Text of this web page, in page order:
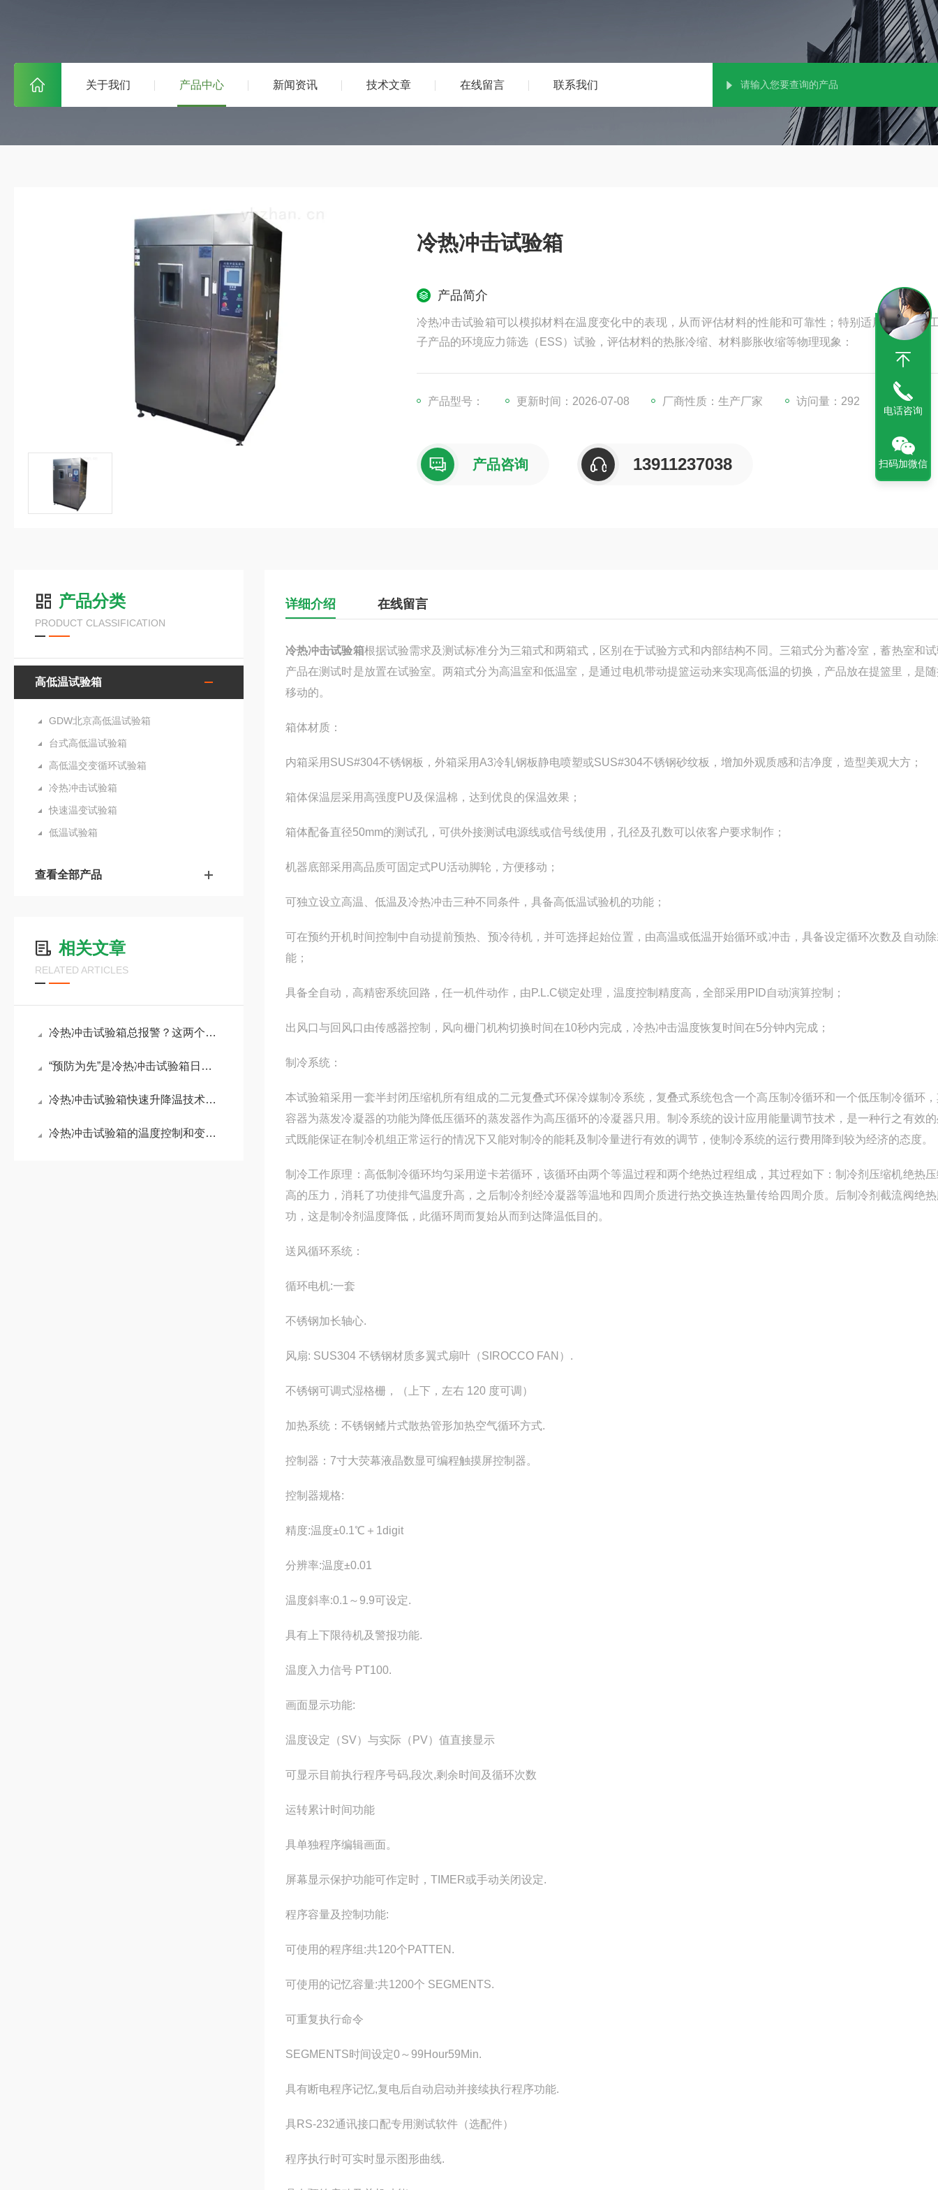
关于我们 产品中心 新闻资讯 技术文章 在线留言 联系我们
冷热冲击试验箱
产品简介
冷热冲击试验箱可以模拟材料在温度变化中的表现，从而评估材料的性能和可靠性；特别适用于进行电
子产品的环境应力筛选（ESS）试验，评估材料的热胀冷缩、材料膨胀收缩等物理现象：
产品型号： 更新时间：2026-07-08 厂商性质：生产厂家 访问量：292
产品咨询 13911237038
产品分类
PRODUCT CLASSIFICATION
高低温试验箱
GDW北京高低温试验箱
台式高低温试验箱
高低温交变循环试验箱
冷热冲击试验箱
快速温变试验箱
低温试验箱
查看全部产品
相关文章
RELATED ARTICLES
冷热冲击试验箱总报警？这两个核心原因要警惕！附保养手册
“预防为先”是冷热冲击试验箱日常维护关键
冷热冲击试验箱快速升降温技术原理
冷热冲击试验箱的温度控制和变化方式探讨
详细介绍 在线留言
冷热冲击试验箱根据试验需求及测试标准分为三箱式和两箱式，区别在于试验方式和内部结构不同。三箱式分为蓄冷室，蓄热室和
产品在测试时是放置在试验室。两箱式分为高温室和低温室，是通过电机带动提篮运动来实现高低温的切换，产品放在提篮里，是
移动的。
箱体材质：
内箱采用SUS#304不锈钢板，外箱采用A3冷轧钢板静电喷塑或SUS#304不锈钢砂纹板，增加外观质感和洁净度，造型美观大方；
箱体保温层采用高强度PU及保温棉，达到优良的保温效果；
箱体配备直径50mm的测试孔，可供外接测试电源线或信号线使用，孔径及孔数可以依客户要求制作；
机器底部采用高品质可固定式PU活动脚轮，方便移动；
可独立设立高温、低温及冷热冲击三种不同条件，具备高低温试验机的功能；
可在预约开机时间控制中自动提前预热、预冷待机，并可选择起始位置，由高温或低温开始循环或冲击，具备设定循环次数及自动
能；
具备全自动，高精密系统回路，任一机件动作，由P.L.C锁定处理，温度控制精度高，全部采用PID自动演算控制；
出风口与回风口由传感器控制，风向栅门机构切换时间在10秒内完成，冷热冲击温度恢复时间在5分钟内完成；
制冷系统：
本试验箱采用一套半封闭压缩机所有组成的二元复叠式环保冷媒制冷系统，复叠式系统包含一个高压制冷循环和一个低压制冷循环
容器为蒸发冷凝器的功能为降低压循环的蒸发器作为高压循环的冷凝器只用。制冷系统的设计应用能量调节技术，是一种行之有效
式既能保证在制冷机组正常运行的情况下又能对制冷的能耗及制冷量进行有效的调节，使制冷系统的运行费用降到较为经济的态度。
制冷工作原理：高低制冷循环均匀采用逆卡若循环，该循环由两个等温过程和两个绝热过程组成，其过程如下：制冷剂压缩机绝热
高的压力，消耗了功使排气温度升高，之后制冷剂经冷凝器等温地和四周介质进行热交换连热量传给四周介质。后制冷剂截流阀绝
功，这是制冷剂温度降低，此循环周而复始从而到达降温低目的。
送风循环系统：
循环电机:一套
不锈钢加长轴心.
风扇: SUS304 不锈钢材质多翼式扇叶（SIROCCO FAN）.
不锈钢可调式湿格栅，（上下，左右 120 度可调）
加热系统：不锈钢鳍片式散热管形加热空气循环方式.
控制器：7寸大荧幕液晶数显可编程触摸屏控制器。
控制器规格:
精度:温度±0.1℃＋1digit
分辨率:温度±0.01
温度斜率:0.1～9.9可设定.
具有上下限待机及警报功能.
温度入力信号 PT100.
画面显示功能:
温度设定（SV）与实际（PV）值直接显示
可显示目前执行程序号码,段次,剩余时间及循环次数
运转累计时间功能
具单独程序编辑画面。
屏幕显示保护功能可作定时，TIMER或手动关闭设定.
程序容量及控制功能:
可使用的程序组:共120个PATTEN.
可使用的记忆容量:共1200个 SEGMENTS.
可重复执行命令
SEGMENTS时间设定0～99Hour59Min.
具有断电程序记忆,复电后自动启动并接续执行程序功能.
具RS-232通讯接口配专用测试软件（选配件）
程序执行时可实时显示图形曲线.
电话咨询
扫码加微信